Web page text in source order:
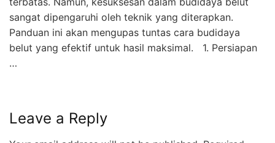
sangat dipengaruhi oleh teknik yang diterapkan.
Panduan ini akan mengupas tuntas cara budidaya
belut yang efektif untuk hasil maksimal. 1. Persiapan
…
Leave a Reply